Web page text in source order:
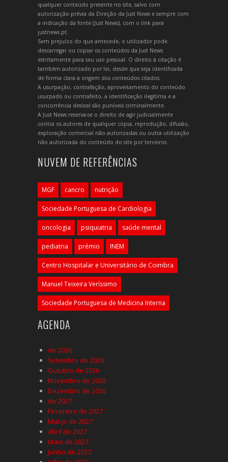
qualquer conteúdo presente no site, salvo com
autorização prévia da Direção da Just News e sempre com
a indicação da fonte (Just News), com o link para
justnews.pt.
Sem prejuízo do que antecede, o utilizador pode
descarregar ou copiar os conteúdos da Just News
estritamente para seu uso pessoal. O direito à citação é
também autorizado por lei, desde que seja identificada
de forma clara a origem dos conteúdos citados.
A usurpação, contrafação, aproveitamento do conteúdo
usurpado ou contrafeito, a identificação ilegítima e a
concorrência desleal são puníveis criminalmente.
A Just News reserva-se o direito de agir judicialmente
contra os autores de qualquer cópia, reprodução, difusão,
exploração comercial não autorizadas ou outra utilização
não autorizada do conteúdo do site por terceiros.
NUVEM DE REFERÊNCIAS
MGF cancro nutrição
Sociedade Portuguesa de Cardiologia
oncologia psiquiatria saúde mental
pediatria prémio INEM
Centro Hospitalar e Universitário de Coimbra
Manuel Teixeira Veríssimo
Sociedade Portuguesa de Medicina Interna
AGENDA
de 2026
Setembro de 2026
Outubro de 2026
Novembro de 2026
Dezembro de 2026
de 2027
Fevereiro de 2027
Março de 2027
Abril de 2027
Maio de 2027
Junho de 2027